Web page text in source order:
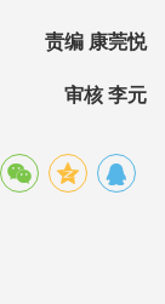
责编 康莞悦
审核 李元